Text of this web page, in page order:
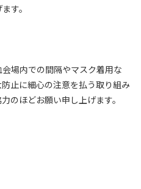
す。
場内での間隔やマスク着用な
止に細心の注意を払う取り組み
のほどお願い申し上げます。